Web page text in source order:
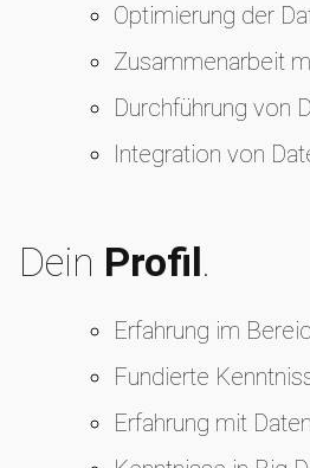
Optimierung der
Zusammenarbeit
Durchführung von
Integration von
Dein Profil.
Erfahrung im
Fundierte
Erfahrung mit